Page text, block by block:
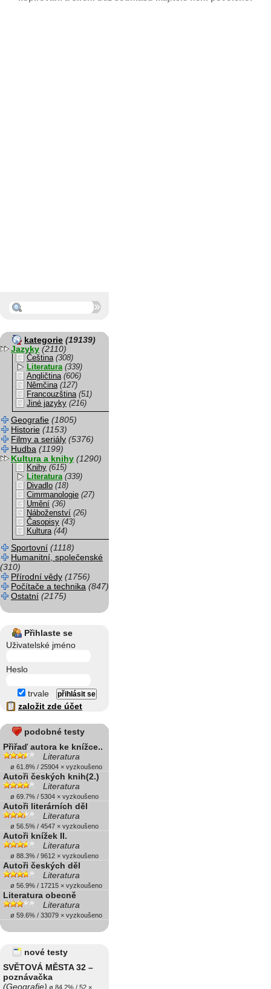
kategorie (19139)
Jazyky (2110)
Čeština (308)
Literatura (339)
Angličtina (606)
Němčina (127)
Francouzština (51)
Jiné jazyky (216)
Geografie (1805)
Historie (1153)
Filmy a seriály (5376)
Hudba (1199)
Kultura a knihy (1290)
Knihy (615)
Literatura (339)
Divadlo (18)
Cimrmanologie (27)
Umění (36)
Náboženství (26)
Časopisy (43)
Kultura (44)
Sportovní (1118)
Humanitní, společenské
(310)
Přírodní vědy (1756)
Počítače a technika (847)
Ostatní (2175)
Přihlaste se
Uživatelské jméno
Heslo
trvale
založit zde účet
podobné testy
Přiřaď autora ke knížce..
Literatura
ø 61.8% / 25904 × vyzkoušeno
Autoři českých knih(2.)
Literatura
ø 69.7% / 5304 × vyzkoušeno
Autoři literárních děl
Literatura
ø 56.5% / 4547 × vyzkoušeno
Autoři knížek II.
Literatura
ø 88.3% / 9612 × vyzkoušeno
Autoři českých děl
Literatura
ø 56.9% / 17215 × vyzkoušeno
Literatura obecně
Literatura
ø 59.6% / 33079 × vyzkoušeno
nové testy
SVĚTOVÁ MĚSTA 32 –
poznávačka
(Geografie) ø 84.2% / 52 ×